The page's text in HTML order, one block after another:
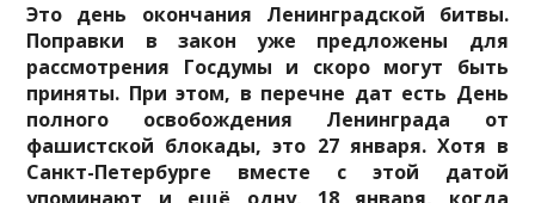
Это день окончания Ленинградской битвы.
Поправки в закон уже предложены для
рассмотрения Госдумы и скоро могут быть
приняты. При этом, в перечне дат есть День
полного освобождения Ленинграда от
фашистской блокады, это 27 января. Хотя в
Санкт-Петербурге вместе с этой датой